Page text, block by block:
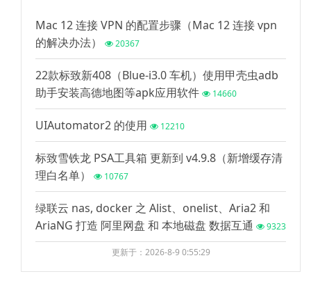
Mac 12 连接 VPN 的配置步骤（Mac 12 连接 vpn
的解决办法）
20367
22款标致新408（Blue-i3.0 车机）使用甲壳虫adb
助手安装高德地图等apk应用软件
14660
UIAutomator2 的使用 12210
标致雪铁龙 PSA工具箱 更新到 v4.9.8（新增缓存清
理白名单）
10767
绿联云 nas, docker 之 Alist、onelist、Aria2 和
AriaNG 打造 阿里网盘 和 本地磁盘 数据互通
9323
更新于：2026-8-9 0:55:29